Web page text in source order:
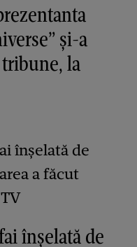
și-a
la
înșelată de